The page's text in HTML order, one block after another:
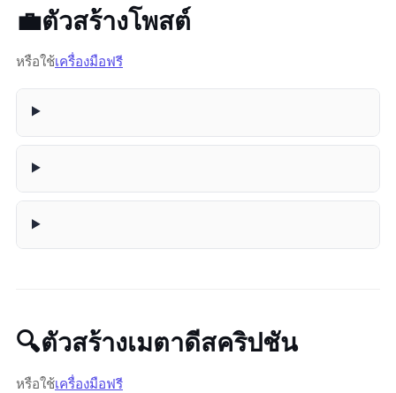
💼 ตัวสร้างโพสต์ LinkedIn
หรือใช้เครื่องมือฟรี
🔍 ตัวสร้างเมตาดีสคริปชัน
หรือใช้เครื่องมือฟรี